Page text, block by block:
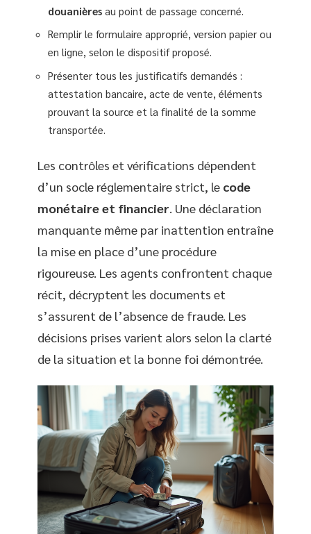
douanières au point de passage concerné.
Remplir le formulaire approprié, version papier ou
en ligne, selon le dispositif proposé.
Présenter tous les justificatifs demandés :
attestation bancaire, acte de vente, éléments
prouvant la source et la finalité de la somme
transportée.
Les contrôles et vérifications dépendent
d’un socle réglementaire strict, le code
monétaire et financier. Une déclaration
manquante même par inattention entraîne
la mise en place d’une procédure
rigoureuse. Les agents confrontent chaque
récit, décryptent les documents et
s’assurent de l’absence de fraude. Les
décisions prises varient alors selon la clarté
de la situation et la bonne foi démontrée.